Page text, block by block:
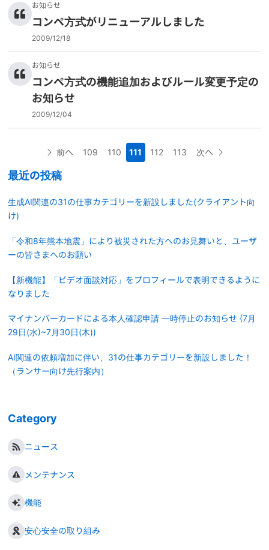
お知らせ
コンペ方式がリニューアルしました
2009/12/18
お知らせ
コンペ方式の機能追加およびルール変更予定の
お知らせ
2009/12/04
前へ 109 110 111 112 113 次へ
最近の投稿
生成AI関連の31の仕事カテゴリーを新設しました(クライアント向
け)
「令和8年熊本地震」により被災された方へのお見舞いと、ユーザ
ーの皆さまへのお願い
【新機能】「ビデオ面談対応」をプロフィールで表明できるように
なりました
マイナンバーカードによる本人確認申請 一時停止のお知らせ (7月
29日(水)~7月30日(木))
AI関連の依頼増加に伴い、31の仕事カテゴリーを新設しました！
（ランサー向け先行案内）
Category
ニュース
メンテナンス
機能
安心安全の取り組み